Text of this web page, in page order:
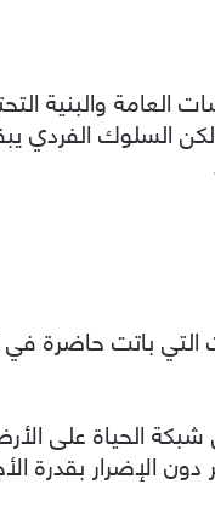
والبنية
السلوك الفردي
التي باتت حاضرة
شبكة الحياة على
الإضرار بقدرة